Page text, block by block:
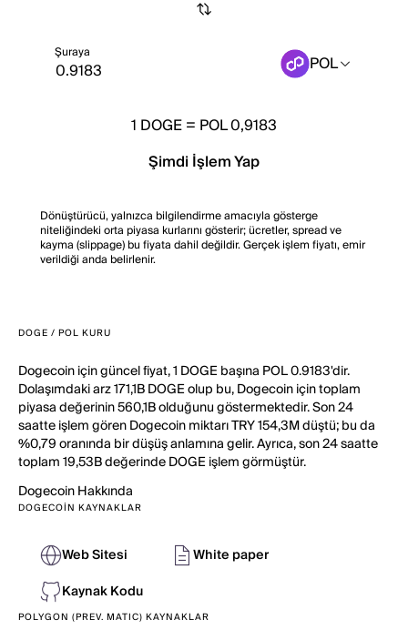
Şuraya POL
1 DOGE= POL 0,9183
Şimdi İşlem Yap
Dönüştürücü, yalnızca bilgilendirme amacıyla gösterge
niteliğindeki orta piyasa kurlarını gösterir; ücretler, spread ve
kayma (slippage) bu fiyata dahil değildir. Gerçek işlem fiyatı, emir
verildiği anda belirlenir.
DOGE / POL KURU
Dogecoin için güncel fiyat, 1 DOGE başına POL 0.9183'dir.
Dolaşımdaki arz 171,1B DOGE olup bu, Dogecoin için toplam
piyasa değerinin 560,1B olduğunu göstermektedir. Son 24
saatte işlem gören Dogecoin miktarı TRY 154,3M düştü; bu da
%0,79 oranında bir düşüş anlamına gelir. Ayrıca, son 24 saatte
toplam 19,53B değerinde DOGE işlem görmüştür.
DogecoinHakkında
DOGECOIN KAYNAKLAR
Web Sitesi
White paper
Kaynak Kodu
POLYGON (PREV. MATIC) KAYNAKLAR